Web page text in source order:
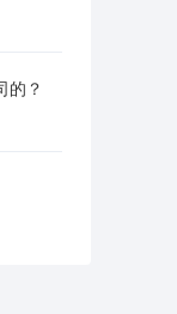
的？